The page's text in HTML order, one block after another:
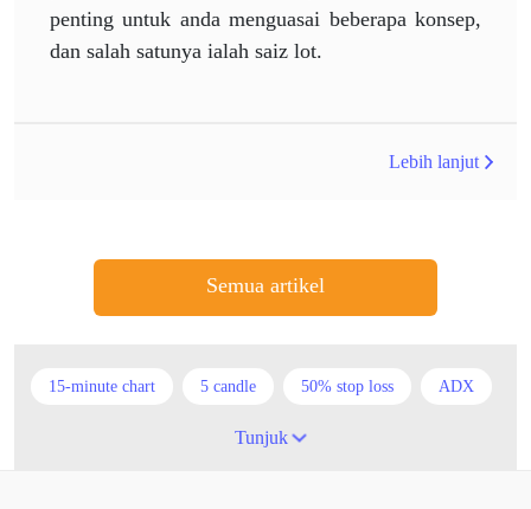
penting untuk anda menguasai beberapa konsep,
dan salah satunya ialah saiz lot.
Lebih lanjut
Semua artikel
15-minute chart 5 candle 50% stop loss ADX
Akaun cent
Tunjuk